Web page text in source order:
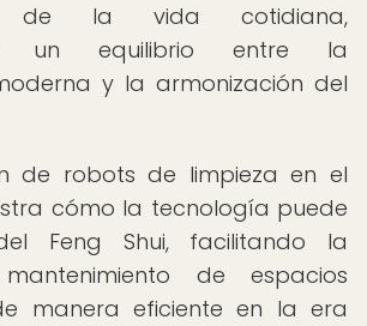
de la vida cotidiana,
un equilibrio entre la
y la armonización del
de robots de limpieza en el
cómo la tecnología puede
Feng Shui, facilitando la
de espacios
manera eficiente en la era